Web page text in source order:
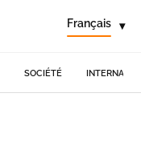
Français ▾
SOCIÉTÉ